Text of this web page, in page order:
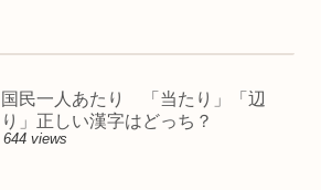
国民一人あたり 「当たり」「辺
り」正しい漢字はどっち？
644 views